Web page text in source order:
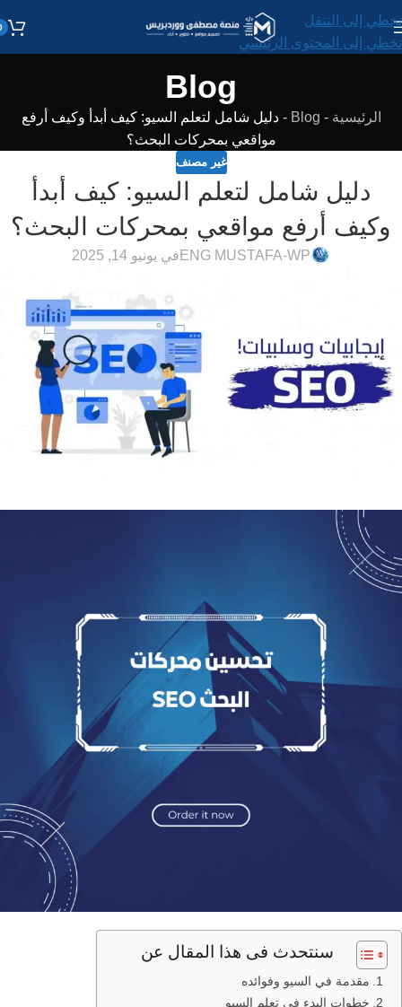
تخطي إلى التنقل
تخطي إلى المحتوى الرئيسي
Blog
الرئيسية -
Blog
-دليل شامل لتعلم السيو: كيف أبدأ وكيف أرفع
مواقعي بمحركات البحث؟
غير مصنف
دليل شامل لتعلم السيو: كيف أبدأ
وكيف أرفع مواقعي بمحركات البحث؟
ENG MUSTAFA-WP في يونيو 14, 2025
سنتحدث فى هذا المقال عن
مقدمة في السيو وفوائده
خطوات البدء في تعلم السيو